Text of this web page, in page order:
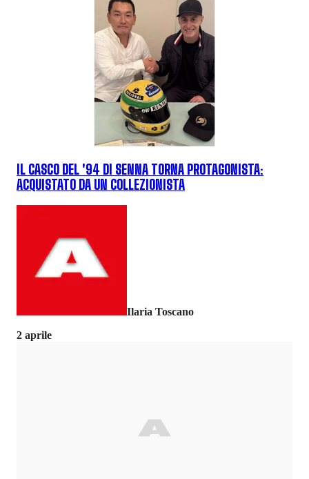
IL CASCO DEL '94 DI SENNA TORNA PROTAGONISTA:
ACQUISTATO DA UN COLLEZIONISTA
Ilaria Toscano
2 aprile